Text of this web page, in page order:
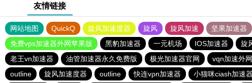
友情链接
网站地图 QuickQ 旋风加速度器 旋风 旋风加速 坚果加速器
免费vps加速器外网苹果版
黑豹加速器 一元机场 IOS加速器 旋
老王vn加速器
油管加速器永久免费版 极光加速器官网 vqn加速外网
outline
旋风加速度器 outline 快连vρn加速器 小猫咪ciash加速器